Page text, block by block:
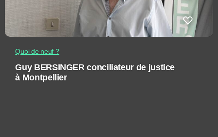
Quoi de neuf ?
Guy BERSINGER conciliateur de justice
à Montpellier